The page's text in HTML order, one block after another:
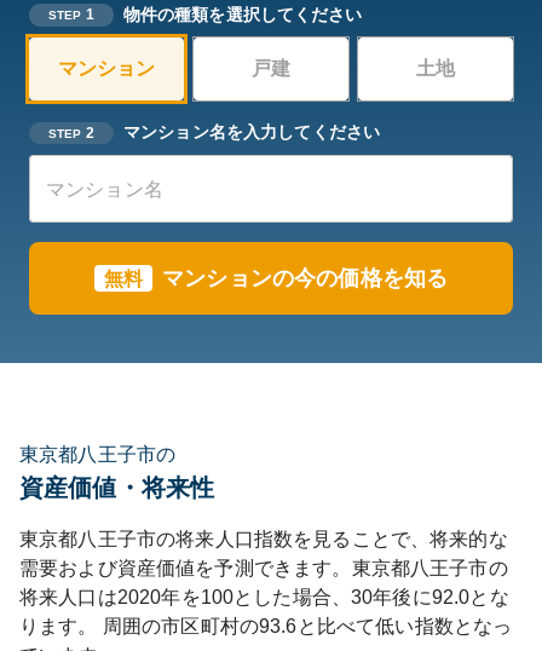
STEP 1 物件の種類を選択してください
マンション 戸建 土地
STEP 2 マンション名を入力してください
無料 マンションの今の価格を知る
東京都八王子市の
資産価値・将来性
東京都八王子市の将来人口指数を見ることで、将来的な
需要および資産価値を予測できます。 東京都八王子市の
将来人口は2020年を100とした場合、30年後に92.0とな
ります。
周囲の市区町村の93.6と比べて低い指数となっ